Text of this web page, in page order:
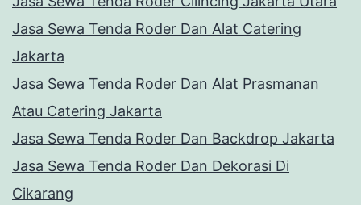
Jasa Sewa Tenda Roder Dan Alat Catering
Jakarta
Jasa Sewa Tenda Roder Dan Alat Prasmanan
Atau Catering Jakarta
Jasa Sewa Tenda Roder Dan Backdrop Jakarta
Jasa Sewa Tenda Roder Dan Dekorasi Di
Cikarang